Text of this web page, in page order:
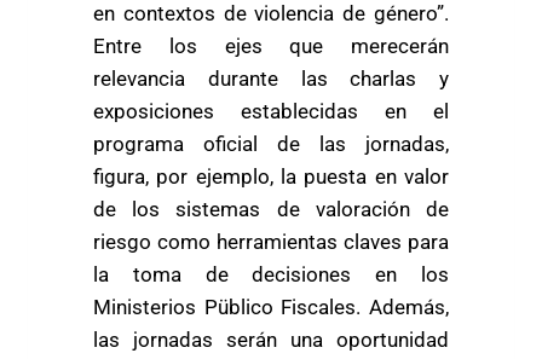
en contextos de violencia de género”.
Entre los ejes que merecerán
relevancia durante las charlas y
exposiciones establecidas en el
programa oficial de las jornadas,
figura, por ejemplo, la puesta en valor
de los sistemas de valoración de
riesgo como herramientas claves para
la toma de decisiones en los
Ministerios Püblico Fiscales. Además,
las jornadas serán una oportunidad